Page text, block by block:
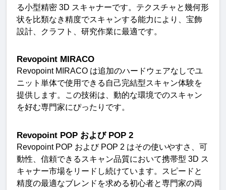
る小型精密 3D スキャナーです。テクスチャと幾何形
状を比類なき精度でスキャンする能力により、宝飾
設計、クラフト、研究作業に最適です。
Revopoint MIRACO
Revopoint MIRACO は追加のハードウェアなしでユ
ニット単体で使用できる自己完結型スキャン体験を
提供します。この技術は、動的な環境でのスキャン
を好む専門家にぴったりです。
Revopoint POP および POP 2
Revopoint POP および POP 2 はその使いやすさ、可
動性、信頼できるスキャン品質において携帯型 3D ス
キャナー市場をリードし続けています。スピードと
精度の最適なブレンドを求める初心者と専門家の両